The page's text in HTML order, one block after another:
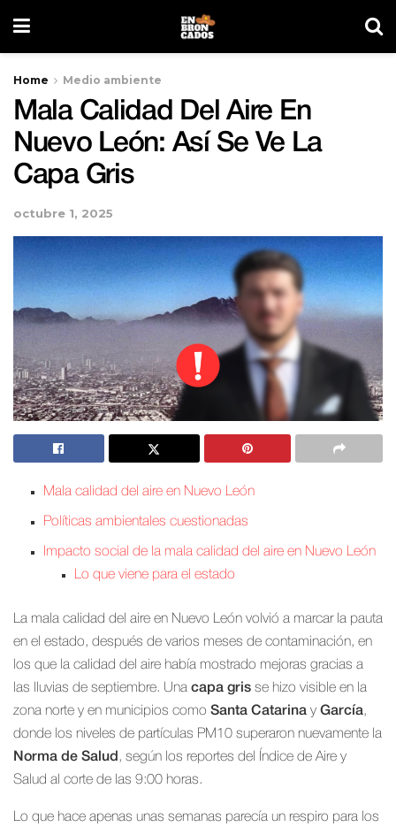
Home Medio ambiente
Mala Calidad Del Aire En
Nuevo León: Así Se Ve La
Capa Gris
octubre 1, 2025
Mala calidad del aire en Nuevo León
Políticas ambientales cuestionadas
Impacto social de la mala calidad del aire en Nuevo León
Lo que viene para el estado
La mala calidad del aire en Nuevo León volvió a marcar la pauta
en el estado, después de varios meses de contaminación, en
los que la calidad del aire había mostrado mejoras gracias a
las lluvias de septiembre. Una capa gris se hizo visible en la
zona norte y en municipios como Santa Catarina y García,
donde los niveles de partículas PM10 superaron nuevamente la
Norma de Salud , según los reportes del Índice de Aire y
Salud al corte de las 9:00 horas.
Lo que hace apenas unas semanas parecía un respiro para los